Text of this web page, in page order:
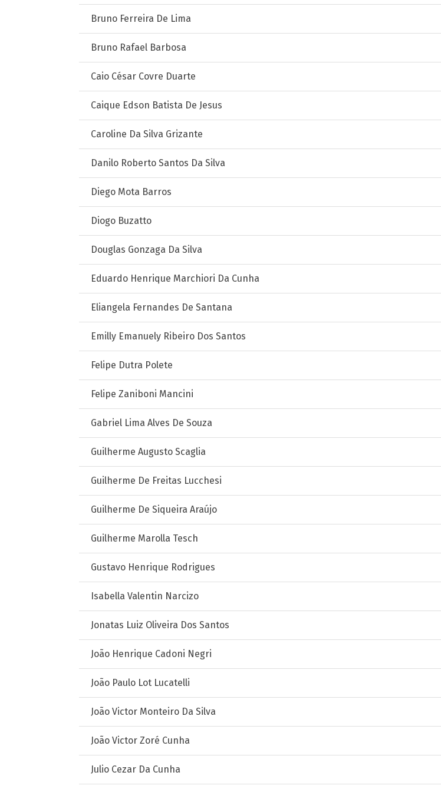
Bruno Ferreira De Lima
Bruno Rafael Barbosa
Caio César Covre Duarte
Caique Edson Batista De Jesus
Caroline Da Silva Grizante
Danilo Roberto Santos Da Silva
Diego Mota Barros
Diogo Buzatto
Douglas Gonzaga Da Silva
Eduardo Henrique Marchiori Da Cunha
Eliangela Fernandes De Santana
Emilly Emanuely Ribeiro Dos Santos
Felipe Dutra Polete
Felipe Zaniboni Mancini
Gabriel Lima Alves De Souza
Guilherme Augusto Scaglia
Guilherme De Freitas Lucchesi
Guilherme De Siqueira Araújo
Guilherme Marolla Tesch
Gustavo Henrique Rodrigues
Isabella Valentin Narcizo
Jonatas Luiz Oliveira Dos Santos
João Henrique Cadoni Negri
João Paulo Lot Lucatelli
João Victor Monteiro Da Silva
João Victor Zoré Cunha
Julio Cezar Da Cunha